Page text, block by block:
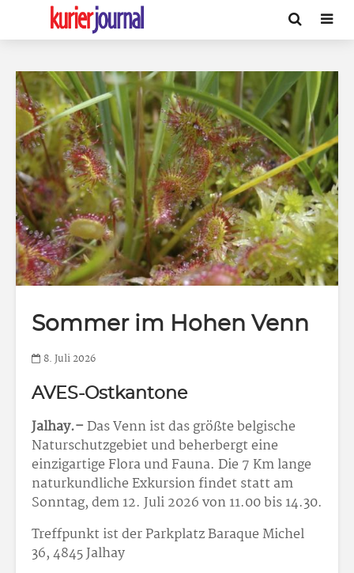
Sommer im Hohen Venn
8. Juli 2026
AVES-Ostkantone
Jalhay.–Das Venn ist das größte belgische
Naturschutzgebiet und beherbergt eine
einzigartige Flora und Fauna. Die 7 Km lange
naturkundliche Exkursion findet statt am
Sonntag, dem 12. Juli 2026 von 11.00 bis 14.30.
Treffpunkt ist der Parkplatz Baraque Michel
36, 4845 Jalhay